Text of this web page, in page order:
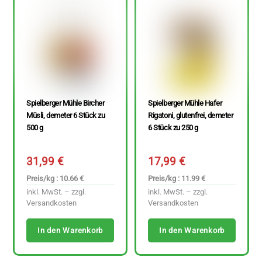
Spielberger Mühle Bircher
Müsli, demeter 6 Stück zu
500 g
31,99€
Preis/kg : 10.66 €
inkl. MwSt. – zzgl.
Versandkosten
In den Warenkorb
Spielberger Mühle Hafer
Rigatoni, glutenfrei, demeter
6 Stück zu 250 g
17,99€
Preis/kg : 11.99 €
inkl. MwSt. – zzgl.
Versandkosten
In den Warenkorb